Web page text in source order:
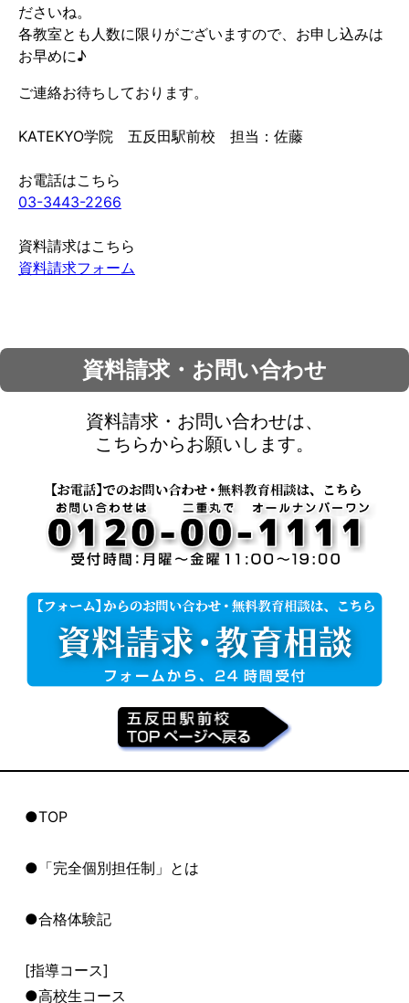
ださいね。
各教室とも人数に限りがございますので、お申し込みは
お早めに♪
ご連絡お待ちしております。
KATEKYO学院 五反田駅前校 担当：佐藤
お電話はこちら
03-3443-2266
資料請求はこちら
資料請求フォーム
資料請求・お問い合わせ
資料請求・お問い合わせは、
こちらからお願いします。
●TOP
●「完全個別担任制」とは
●合格体験記
[指導コース]
●高校生コース